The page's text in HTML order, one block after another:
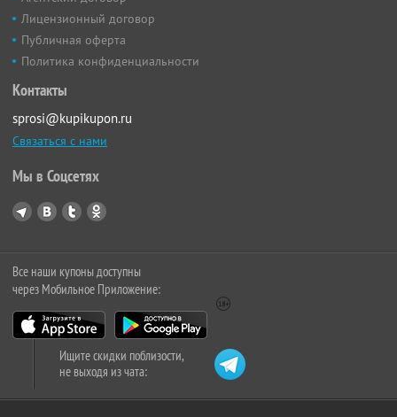
Лицензионный договор
Публичная оферта
Политика конфиденциальности
Контакты
sprosi@kupikupon.ru
Связаться с нами
Мы в Соцсетях
Все наши купоны доступны
через Мобильное Приложение:
Ищите скидки поблизости,
не выходя из чата: